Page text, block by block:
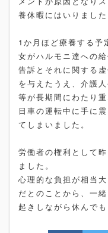
養休暇にはいりました
1か月ほど療養する予
女がハルモニ達への
告訴とそれに関する
を与えたうえ、介護
等が長期間にわたり
日車の運転中に手に
てしまいました。
労働者の権利として
ました。
心理的な負担が相当
だとのことから、一
起きしながら休んでも